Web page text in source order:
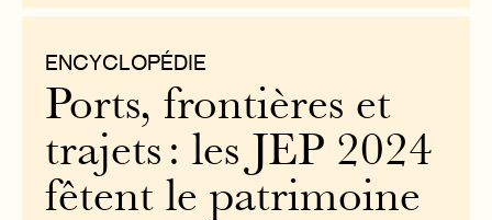
ENCYCLOPÉDIE
Ports, frontières et
trajets : les JEP 2024
fêtent le patrimoine